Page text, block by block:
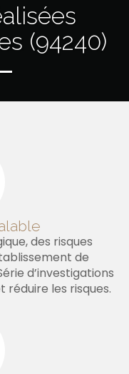
(94240)
des risques
de
d’investigations
réduire les risques.